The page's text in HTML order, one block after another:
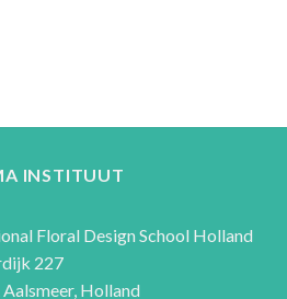
INSTITUUT
Floral Design School Holland
227
Holland